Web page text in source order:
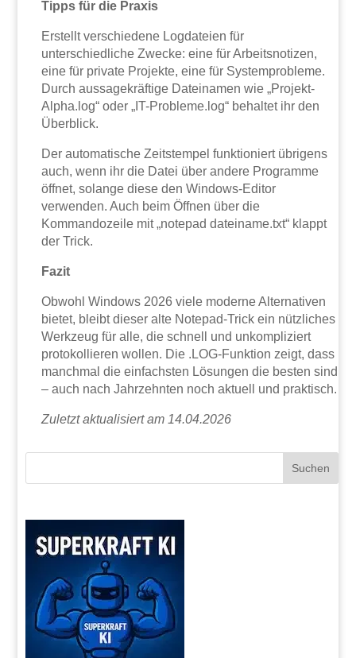
Tipps für die Praxis
Erstellt verschiedene Logdateien für
unterschiedliche Zwecke: eine für Arbeitsnotizen,
eine für private Projekte, eine für Systemprobleme.
Durch aussagekräftige Dateinamen wie „Projekt-
Alpha.log“ oder „IT-Probleme.log“ behaltet ihr den
Überblick.
Der automatische Zeitstempel funktioniert übrigens
auch, wenn ihr die Datei über andere Programme
öffnet, solange diese den Windows-Editor
verwenden. Auch beim Öffnen über die
Kommandozeile mit „notepad dateiname.txt“ klappt
der Trick.
Fazit
Obwohl Windows 2026 viele moderne Alternativen
bietet, bleibt dieser alte Notepad-Trick ein nützliches
Werkzeug für alle, die schnell und unkompliziert
protokollieren wollen. Die .LOG-Funktion zeigt, dass
manchmal die einfachsten Lösungen die besten sind
– auch nach Jahrzehnten noch aktuell und praktisch.
Zuletzt aktualisiert am 14.04.2026